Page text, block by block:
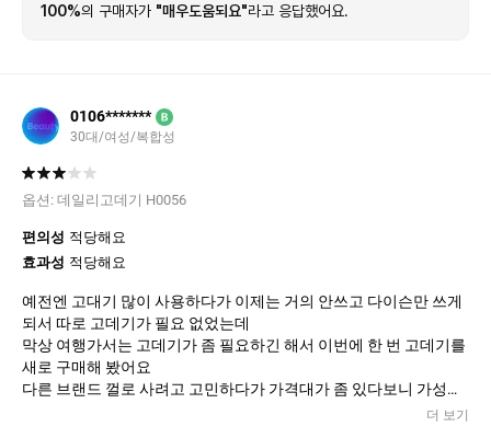
100%의 구매자가 "매우도움되요"라고 응답했어요.
0106******* B
30대/여성/복합성
옵션: 데일리고데기 H0056
편의성 적당해요
효과성 적당해요
예전엔 고대기 많이 사용하다가 이제는 거의 안쓰고 다이슨만 쓰게
되서 따로 고데기가 필요 없었는데
막상 여행가서는 고데기가 좀 필요하긴 해서 이번에 한 번 고데기를
새로 구매해 봤어요
다른 브랜드 껄로 사려고 고민하다가 가격대가 좀 있다보니 가성비
로 이 제품을 골랐는데 좋길 기대하며 한달 뒤 사용 후 리뷰할게요
더 보기